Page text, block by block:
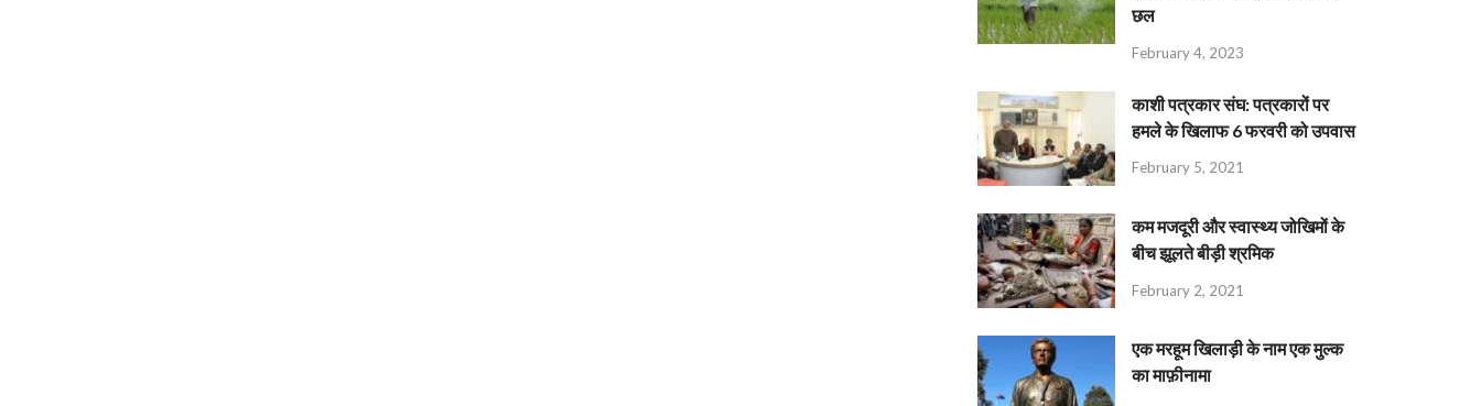
छल
February 4, 2023
काशी पत्रकार संघ: पत्रकारों पर
हमले के खिलाफ 6 फरवरी को उपवास
February 5, 2021
कम मजदूरी और स्वास्थ्य जोखिमों के
बीच झूलते बीड़ी श्रमिक
February 2, 2021
एक मरहूम खिलाड़ी के नाम एक मुल्क
का माफ़ीनामा